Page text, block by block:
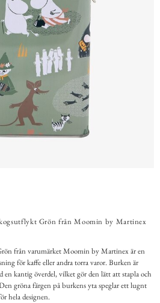
Grön från Moomin by Martinex
från varumärket Moomin by Martinex är en
för kaffe eller andra torra varor. Burken är
kantig överdel, vilket gör den lätt att stapla och
gröna färgen på burkens yta speglar ett lugnt
hela designen.